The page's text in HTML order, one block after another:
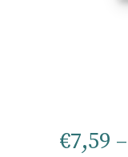
€7,59 –